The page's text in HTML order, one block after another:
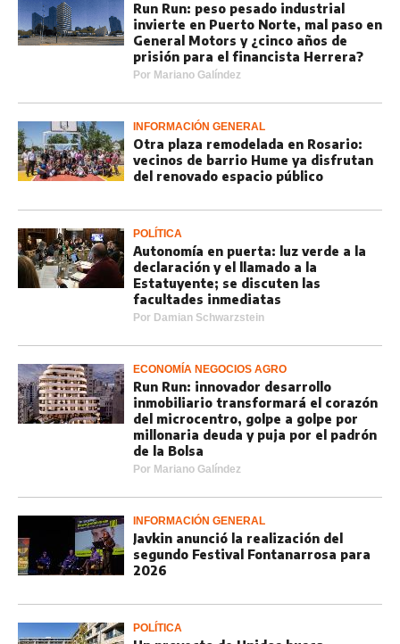
Run Run: peso pesado industrial
invierte en Puerto Norte, mal paso en
General Motors y ¿cinco años de
prisión para el financista Herrera?
Por Mariano Galíndez
INFORMACIÓN GENERAL
Otra plaza remodelada en Rosario:
vecinos de barrio Hume ya disfrutan
del renovado espacio público
POLÍTICA
Autonomía en puerta: luz verde a la
declaración y el llamado a la
Estatuyente; se discuten las
facultades inmediatas
Por Damian Schwarzstein
ECONOMÍA NEGOCIOS AGRO
Run Run: innovador desarrollo
inmobiliario transformará el corazón
del microcentro, golpe a golpe por
millonaria deuda y puja por el padrón
de la Bolsa
Por Mariano Galíndez
INFORMACIÓN GENERAL
Javkin anunció la realización del
segundo Festival Fontanarrosa para
2026
POLÍTICA